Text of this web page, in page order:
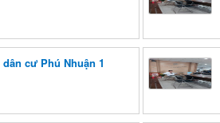
cư Phú Nhuận 1